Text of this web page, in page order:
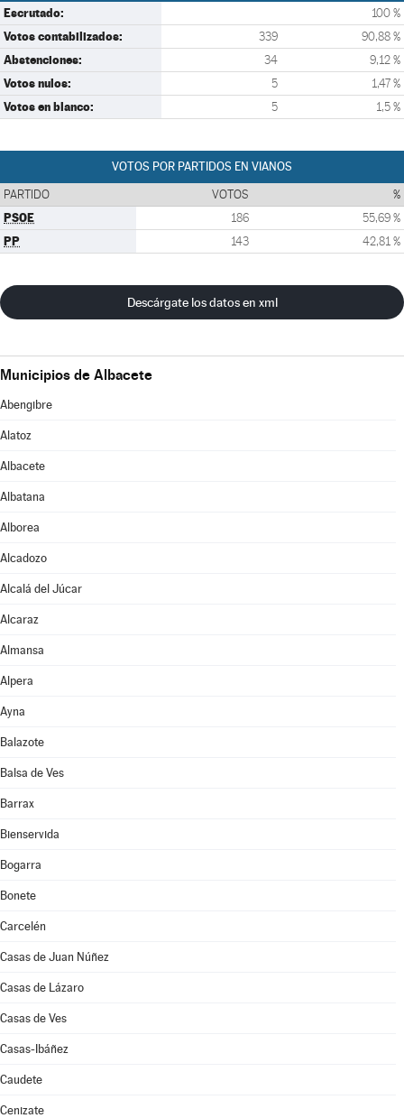
Escrutado: 100 %
Votos contabilizados: 339 90,88 %
Abstenciones: 34 9,12 %
Votos nulos: 5 1,47 %
Votos en blanco: 5 1,5 %
VOTOS POR PARTIDOS EN VIANOS
PARTIDO VOTOS %
PSOE 186 55,69 %
PP 143 42,81 %
Descárgate los datos en xml
Municipios de Albacete
Abengibre
Alatoz
Albacete
Albatana
Alborea
Alcadozo
Alcalá del Júcar
Alcaraz
Almansa
Alpera
Ayna
Balazote
Balsa de Ves
Barrax
Bienservida
Bogarra
Bonete
Carcelén
Casas de Juan Núñez
Casas de Lázaro
Casas de Ves
Casas-Ibáñez
Caudete
Cenizate